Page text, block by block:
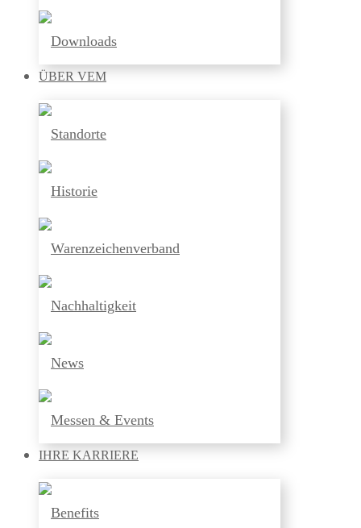
Downloads
ÜBER VEM
Standorte
Historie
Warenzeichenverband
Nachhaltigkeit
News
Messen & Events
IHRE KARRIERE
Benefits